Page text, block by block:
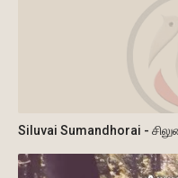
Siluvai Sumandhorai -